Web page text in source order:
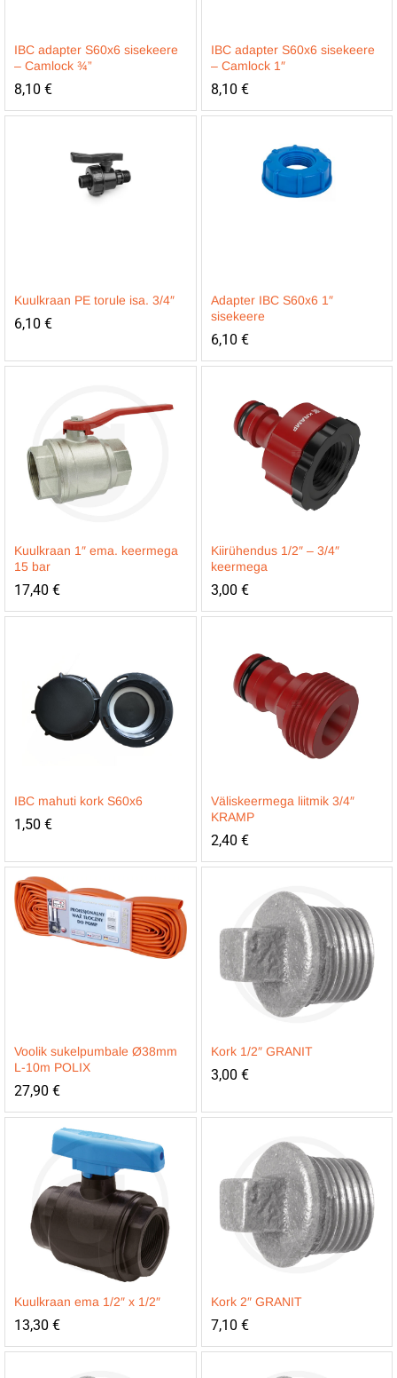
IBC adapter S60x6 sisekeere
– Camlock ¾”
8,10 €
IBC adapter S60x6 sisekeere
– Camlock 1″
8,10 €
Kuulkraan PE torule isa. 3/4″
6,10 €
Adapter IBC S60x6 1″
sisekeere
6,10 €
Kuulkraan 1″ ema. keermega
15 bar
17,40 €
Kiirühendus 1/2″ – 3/4″
keermega
3,00 €
IBC mahuti kork S60x6
1,50 €
Väliskeermega liitmik 3/4″
KRAMP
2,40 €
Voolik sukelpumbale Ø38mm
L-10m POLIX
27,90 €
Kork 1/2″ GRANIT
3,00 €
Kuulkraan ema 1/2″ x 1/2″
13,30 €
Kork 2″ GRANIT
7,10 €